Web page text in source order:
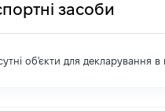
засоби
об'єкти для декларування в